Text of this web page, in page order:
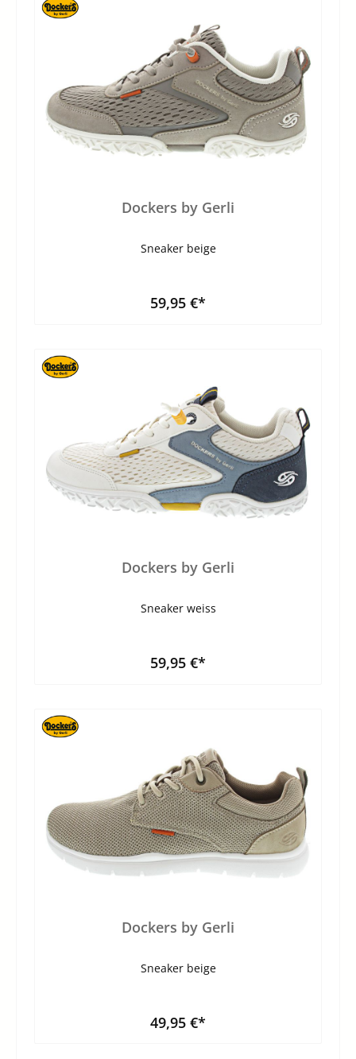
Dockers by Gerli
Sneaker beige
59,95 €*
Dockers by Gerli
Sneaker weiss
59,95 €*
Dockers by Gerli
Sneaker beige
49,95 €*